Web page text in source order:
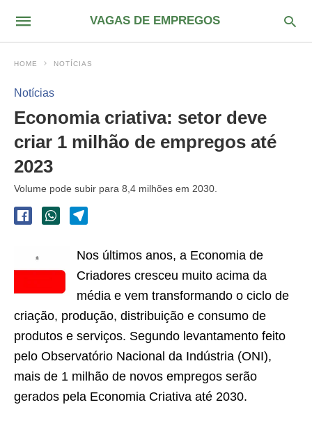
VAGAS DE EMPREGOS
HOME NOTÍCIAS
Notícias
Economia criativa: setor deve
criar 1 milhão de empregos até
2023
Volume pode subir para 8,4 milhões em 2030.
Nos últimos anos, a Economia de
Criadores cresceu muito acima da
média e vem transformando o ciclo de
criação, produção, distribuição e consumo de
produtos e serviços. Segundo levantamento feito
pelo Observatório Nacional da Indústria (ONI),
mais de 1 milhão de novos empregos serão
gerados pela Economia Criativa até 2030.